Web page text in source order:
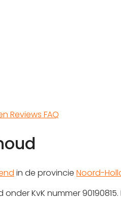
Reviews FAQ
in de provincie Noord-
KvK nummer